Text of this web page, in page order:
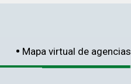
Mapa virtual de agencias